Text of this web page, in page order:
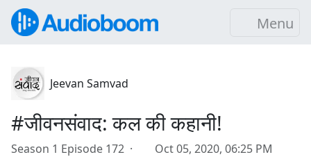
Menu
Jeevan Samvad
#जीवनसंवाद: कल की कहानी!
Season 1 Episode 172 · Oct 05, 2020, 06:25 PM